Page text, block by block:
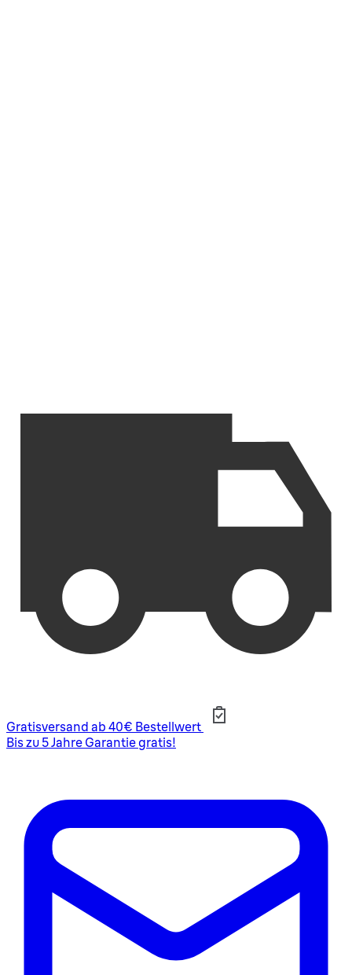
Gratisversand ab 40€ Bestellwert
Bis zu 5 Jahre Garantie gratis!